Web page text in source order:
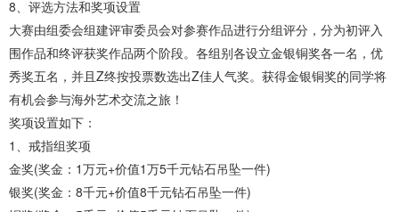
8、评选方法和奖项设置
大赛由组委会组建评审委员会对参赛作品进行分组评分，分为初评入
围作品和终评获奖作品两个阶段。各组别各设立金银铜奖各一名，优
秀奖五名，并且Z终按投票数选出Z佳人气奖。获得金银铜奖的同学将
有机会参与海外艺术交流之旅！
奖项设置如下：
1、戒指组奖项
金奖(奖金：1万元+价值1万5千元钻石吊坠一件)
银奖(奖金：8千元+价值8千元钻石吊坠一件)